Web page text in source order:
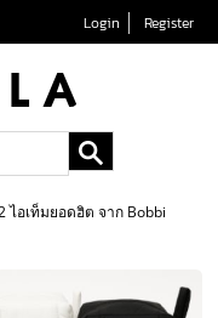
Login Register
ไอเท็มยอดฮิต จาก Bobbi